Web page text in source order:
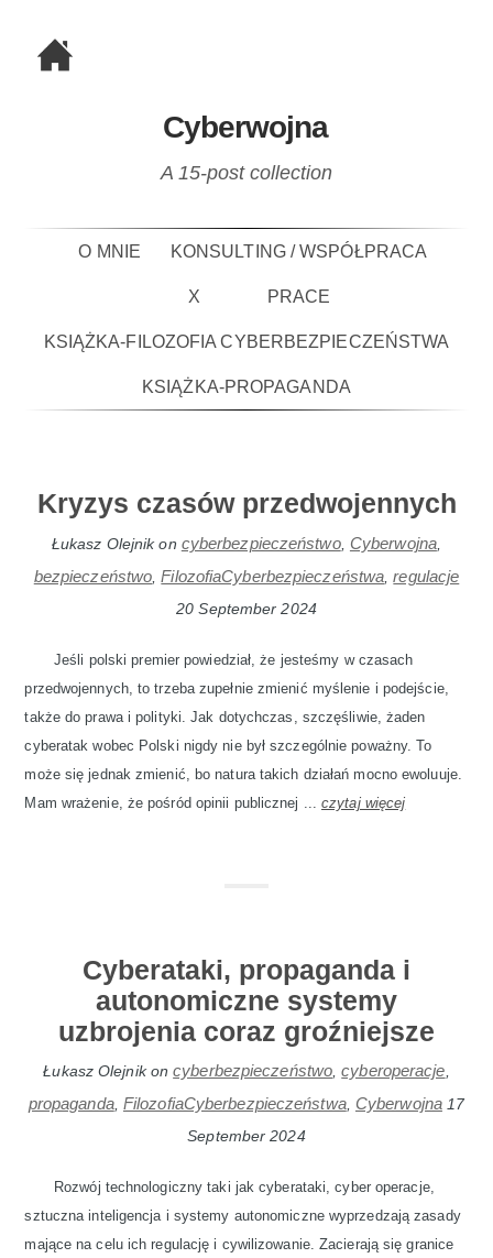
Cyberwojna
A 15-post collection
O MNIE KONSULTING / WSPÓŁPRACA
X PRACE
KSIĄŻKA-FILOZOFIA CYBERBEZPIECZEŃSTWA
KSIĄŻKA-PROPAGANDA
Kryzys czasów przedwojennych
Łukasz Olejnikon cyberbezpieczeństwo, Cyberwojna,
bezpieczeństwo ,FilozofiaCyberbezpieczeństwa ,regulacje
20 September 2024
Jeśli polski premier powiedział, że jesteśmy w czasach
przedwojennych, to trzeba zupełnie zmienić myślenie i podejście,
także do prawa i polityki. Jak dotychczas, szczęśliwie, żaden
cyberatak wobec Polski nigdy nie był szczególnie poważny. To
może się jednak zmienić, bo natura takich działań mocno ewoluuje.
Mam wrażenie, że pośród opinii publicznej ...czytaj więcej
Cyberataki, propaganda i
autonomiczne systemy
uzbrojenia coraz groźniejsze
Łukasz Olejnikoncyberbezpieczeństwo ,cyberoperacje
propaganda, FilozofiaCyberbezpieczeństwa, Cyberwojna 17
September 2024
Rozwój technologiczny taki jak cyberataki, cyber operacje,
sztuczna inteligencja i systemy autonomiczne wyprzedzają zasady
mające na celu ich regulację i cywilizowanie. Zacierają się granice